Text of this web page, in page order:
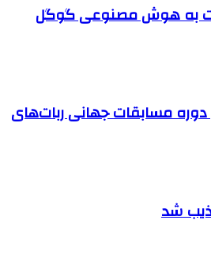
به هوش مصنوعی گوگل
دوره مسابقات جهانی ربات‌های